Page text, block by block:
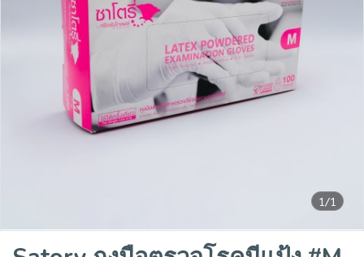
1/1